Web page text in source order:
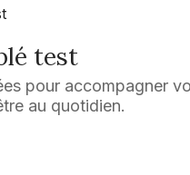
test
pour accompagner
au quotidien.